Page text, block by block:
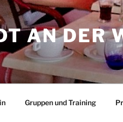
AN DER
Gruppen und Training